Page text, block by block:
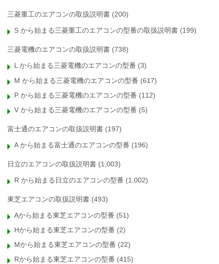
三菱重工のエアコンの取扱説明書 (200)
S から始まる三菱重工のエアコンの型番の取扱説明書 (199)
三菱電機のエアコンの取扱説明書 (738)
L から始まる三菱電機のエアコンの型番 (3)
M から始まる三菱電機のエアコンの型番 (617)
P から始まる三菱電機のエアコンの型番 (112)
V から始まる三菱電機のエアコンの型番 (5)
富士通のエアコンの取扱説明書 (197)
A から始まる富士通のエアコンの型番 (196)
日立のエアコンの取扱説明書 (1,003)
R から始まる日立のエアコンの型番 (1,002)
東芝エアコンの取扱説明書 (493)
Aから始まる東芝エアコンの型番 (51)
Hから始まる東芝エアコンの型番 (2)
Mから始まる東芝エアコンの型番 (22)
Rから始まる東芝エアコンの型番 (415)